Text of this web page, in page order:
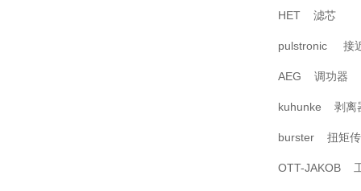
HET 滤芯
pulstronic 接
AEG 调功器
kuhunke 剥离
burster 扭矩传
OTT-JAKOB